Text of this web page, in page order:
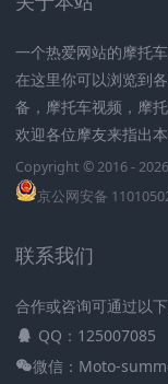
一个热爱网站的摩托
在这里你可以浏览到
备，摩托车视频，摩
欢迎各位摩友来指出
Copyright © 2016 -
京公网安备
联系我们
合作或咨询可通过以下
QQ：125007085
微信：Moto-